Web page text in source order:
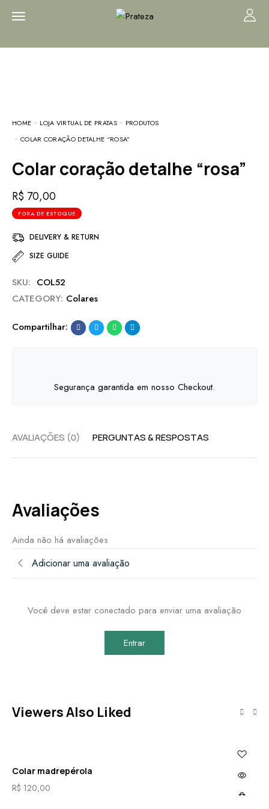
HOME LOJA VIRTUAL DE PRATAS
PRODUTOS
COLAR CORAÇÃO DETALHE “ROSA”
Colar coração detalhe “rosa”
R$ 70,00
FORA DE ESTOQUE
DELIVERY & RETURN
SIZE GUIDE
SKU: COL52
CATEGORY: Colares
Compartilhar:
Segurança garantida em nosso Checkout.
AVALIAÇÕES (0) PERGUNTAS & RESPOSTAS
Avaliações
Ainda não há avaliações
Adicionar uma avaliação
Você deve estar conectado para enviar uma avaliação
Entrar
Viewers Also Liked
Colar madrepérola
R$ 120,00